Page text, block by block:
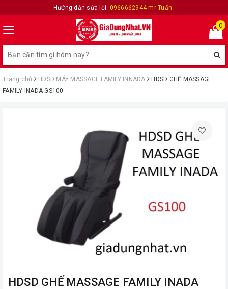
Hướng dẫn sửa lỗi: 0966662944 mr Tuấn
Toggle
navigation
0
Trang chủ HDSD MÁY MASSAGE FAMILY INNADA
HDSD GHẾ MASSAGE
FAMILY INADA GS100
HDSD GHẾ MASSAGE FAMILY INADA